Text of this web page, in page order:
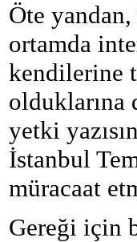
Öte
ortamda
kendilerine
olduklarına
yetki
İstanbul
müracaat
Gereği için